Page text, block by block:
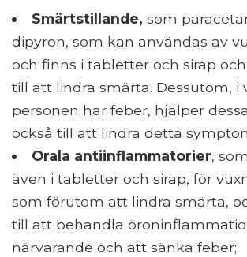
Smärtstillande, som
dipyron, som kan användas av
och finns i tabletter och sirap
till att lindra smärta. Dessutom, i
personen har feber, hjälper
också till att lindra detta
Orala antiinflammatorier,
även i tabletter och sirap, för
som förutom att lindra smärta,
till att behandla
närvarande och att sänka feber;